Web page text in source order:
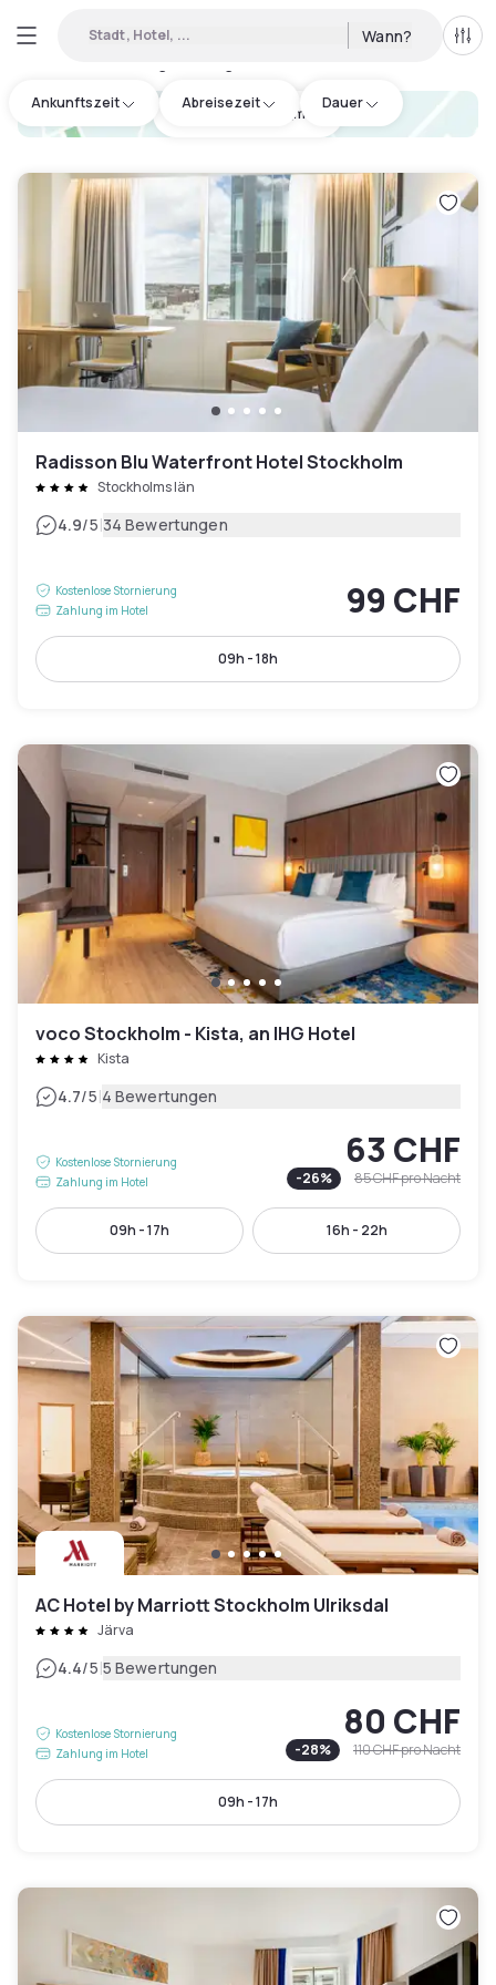
Stadt, Hotel, ... Wann? Alle
Ankunftszeit Abreisezeit Dauer
hotel.cta.view_map
Radisson Blu Waterfront Hotel Stockholm
Stockholms län
4.9/5|34 Bewertungen
Kostenlose Stornierung
Zahlung im Hotel
99 CHF
09h - 18h
voco Stockholm - Kista, an IHG Hotel
Kista
4.7/5|4 Bewertungen
Kostenlose Stornierung
Zahlung im Hotel
63 CHF
-26% 85 CHFpro Nacht
09h - 17h 16h - 22h
AC Hotel by Marriott Stockholm Ulriksdal
Järva
4.4/5|5 Bewertungen
Kostenlose Stornierung
Zahlung im Hotel
80 CHF
-28% 110 CHFpro Nacht
09h - 17h